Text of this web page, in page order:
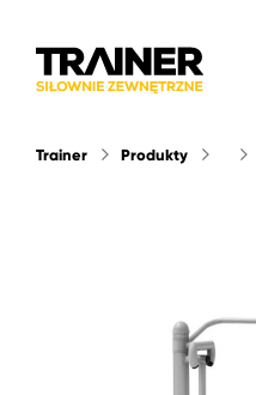
Trainer Produkty